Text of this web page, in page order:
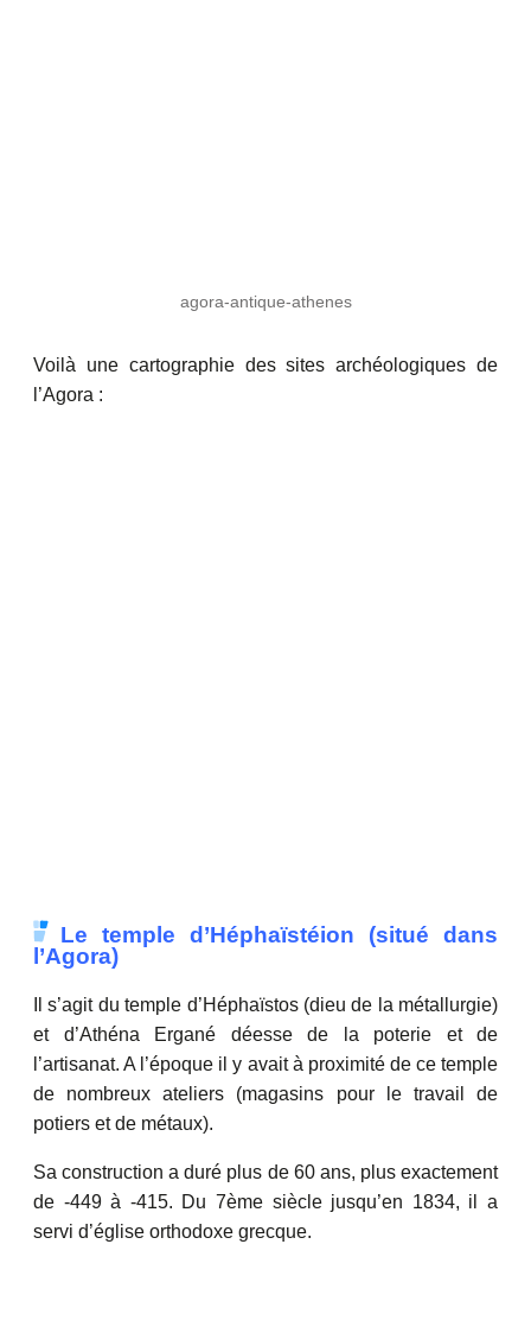
agora-antique-athenes
Voilà une cartographie des sites archéologiques de
l’Agora :
Le temple d’Héphaïstéion (situé dans
l’Agora)
Il s’agit du temple d’Héphaïstos (dieu de la métallurgie)
et d’Athéna Ergané déesse de la poterie et de
l’artisanat. A l’époque il y avait à proximité de ce temple
de nombreux ateliers (magasins pour le travail de
potiers et de métaux).
Sa construction a duré plus de 60 ans, plus exactement
de -449 à -415. Du 7ème siècle jusqu’en 1834, il a
servi d’église orthodoxe grecque.